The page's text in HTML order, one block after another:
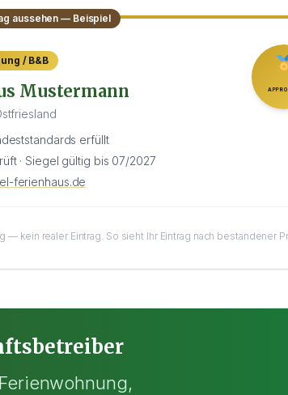
aussehen — Beispiel
/ B&B
Mustermann
erfüllt
· Siegel gültig bis 07/2027
ferienhaus.de
— kein realer Eintrag. So sieht Ihr Eintrag nach bestandener